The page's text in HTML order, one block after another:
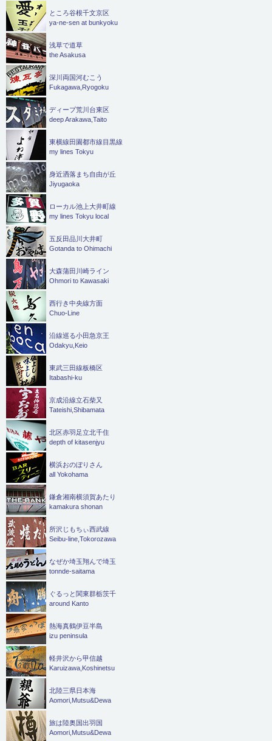
ところ谷根千文京区
ya-ne-sen at bunkyoku
浅草で道草
the Asakusa
深川両国河むこう
Fukagawa,Ryogoku
ディープ荒川台東区
deep Arakawa,Taito
東横線田園都市線目黒線
my lines Tokyu
身近洒落まち自由が丘
Jiyugaoka
ローカル池上大井町線
my lines Tokyu local
五反田品川大井町
Gotanda to Ohimachi
大森蒲田川崎ライン
Ohmori to Kawasaki
西行き中央線方面
Chuo-Line
沿線巡る小田急京王
Odakyu,Keio
東武三田線板橋区
Itabashi-ku
京成沿線立石柴又
Tateishi,Shibamata
北区赤羽足立北千住
depth of kitasenjyu
横浜おのぼりさん
all Yokohama
鎌倉湘南横須賀あたり
kamakura shonan
所沢じもちぃ西武線
Seibu-line,Tokorozawa
なぜか埼玉翔んで埼玉
tonnde-saitama
ぐるっと関東群栃茨千
around Kanto
熱海真鶴伊豆半島
izu peninsula
軽井沢から甲信越
Karuizawa,Koshinetsu
北陸三県日本海
Aomori,Mutsu&Dewa
旅は陸奥国出羽国
Aomori,Mutsu&Dewa